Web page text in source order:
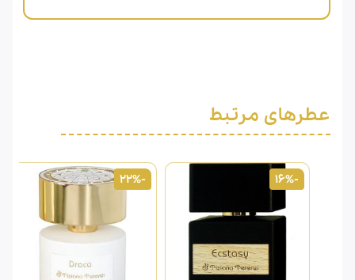
عطرهای مرتبط
-16%
-22%